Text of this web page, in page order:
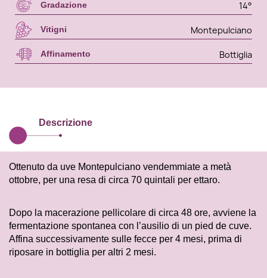
Gradazione 14°
Vitigni Montepulciano
Affinamento Bottiglia
Descrizione
Ottenuto da uve Montepulciano vendemmiate a metà
ottobre, per una resa di circa 70 quintali per ettaro.
Dopo la macerazione pellicolare di circa 48 ore, avviene la
fermentazione spontanea con l’ausilio di un pied de cuve.
Affina successivamente sulle fecce per 4 mesi, prima di
riposare in bottiglia per altri 2 mesi.